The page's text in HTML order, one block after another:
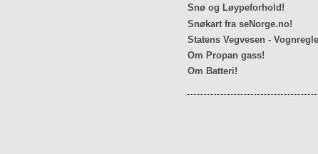
Snø og Løypeforhold!
Snøkart fra seNorge.no!
Statens Vegvesen -
Om Propan gass!
Om Batteri!